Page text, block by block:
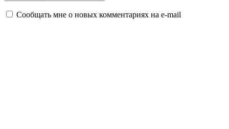
Сообщать мне о новых комментариях на e-mail